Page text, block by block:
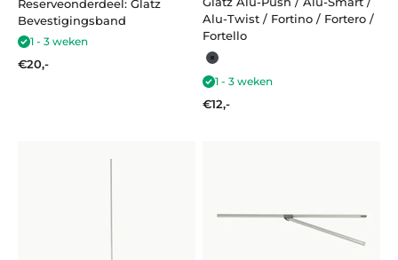
Reserveonderdeel: Glatz
Bevestigingsband
1 - 3 weken
Aanbiedingsprijs
€20,-
Alu-Twist / Fortino / Fortero /
Fortello
Antraciet
1 - 3 weken
Aanbiedingsprijs
€12,-